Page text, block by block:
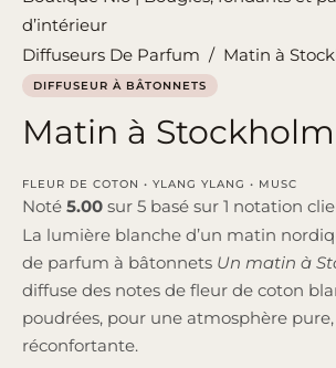
d’intérieur
Diffuseurs De Parfum / Matin à
DIFFUSEUR À BÂTONNETS
Matin à Stockholm
FLEUR DE COTON • YLANG YLANG • MUSC
Noté 5.00 sur 5 basé sur 1 notation
La lumière blanche d’un matin
de parfum à bâtonnets Un matin à
diffuse des notes de fleur de coton
poudrées, pour une atmosphère
réconfortante.